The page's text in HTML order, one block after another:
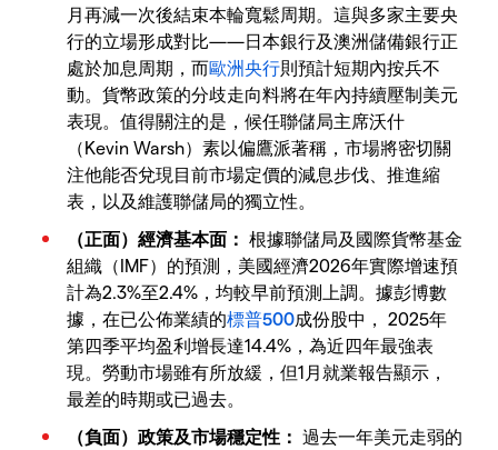
月再減一次後結束本輪寬鬆周期。這與多家主要央
行的立場形成對比——日本銀行及澳洲儲備銀行正
處於加息周期，而歐洲央行則預計短期內按兵不
動。貨幣政策的分歧走向料將在年內持續壓制美元
表現。值得關注的是，候任聯儲局主席沃什
（Kevin Warsh）素以偏鷹派著稱，市場將密切關
注他能否兌現目前市場定價的減息步伐、推進縮
表，以及維護聯儲局的獨立性。
（正面）經濟基本面： 根據聯儲局及國際貨幣基金
組織（IMF）的預測，美國經濟2026年實際增速預
計為2.3%至2.4%，均較早前預測上調。據彭博數
據，在已公佈業績的標普500成份股中， 2025年
第四季平均盈利增長達14.4%，為近四年最強表
現。勞動市場雖有所放緩，但1月就業報告顯示，
最差的時期或已過去。
（負面）政策及市場穩定性： 過去一年美元走弱的